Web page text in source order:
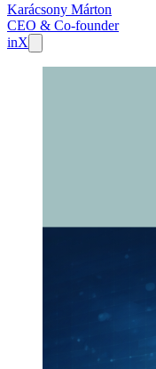
Karácsony Márton
CEO & Co-founder
inX